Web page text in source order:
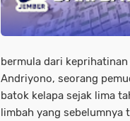
bermula dari
Andriyono, seorang
batok kelapa sejak lima
limbah yang sebelumnya